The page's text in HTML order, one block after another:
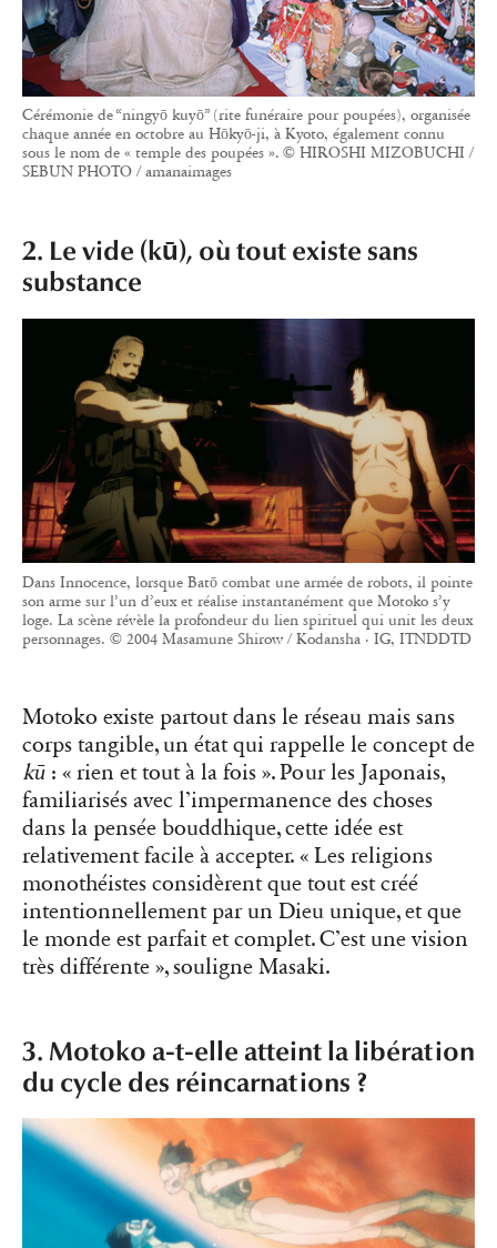
Cérémonie de “ningyō kuyō” (rite funéraire pour poupées), organisée
chaque année en octobre au Hōkyō-ji, à Kyoto, également connu
sous le nom de « temple des poupées ». © HIROSHI MIZOBUCHI /
SEBUN PHOTO / amanaimages
2. Le vide (kū), où tout existe sans
substance
Dans Innocence, lorsque Batō combat une armée de robots, il pointe
son arme sur l’un d’eux et réalise instantanément que Motoko s’y
loge. La scène révèle la profondeur du lien spirituel qui unit les deux
personnages. © 2004 Masamune Shirow / Kodansha · IG, ITNDDTD
Motoko existe partout dans le réseau mais sans
corps tangible, un état qui rappelle le concept de
kū : « rien et tout à la fois ». Pour les Japonais,
familiarisés avec l’impermanence des choses
dans la pensée bouddhique, cette idée est
relativement facile à accepter. « Les religions
monothéistes considèrent que tout est créé
intentionnellement par un Dieu unique, et que
le monde est parfait et complet. C’est une vision
très différente », souligne Masaki.
3. Motoko a-t-elle atteint la libération
du cycle des réincarnations ?